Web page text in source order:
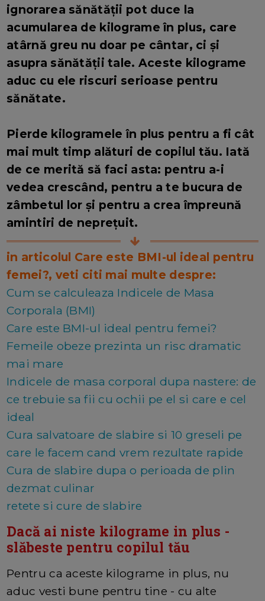
ignorarea sănătății pot duce la
acumularea de kilograme în plus, care
atârnă greu nu doar pe cântar, ci și
asupra sănătății tale. Aceste kilograme
aduc cu ele riscuri serioase pentru
sănătate.
Pierde kilogramele în plus pentru a fi cât
mai mult timp alături de copilul tău. Iată
de ce merită să faci asta: pentru a-i
vedea crescând, pentru a te bucura de
zâmbetul lor și pentru a crea împreună
amintiri de neprețuit.
in articolul Care este BMI-ul ideal pentru
femei?, veti citi mai multe despre:
Cum se calculeaza Indicele de Masa
Corporala (BMI)
Care este BMI-ul ideal pentru femei?
Femeile obeze prezinta un risc dramatic
mai mare
Indicele de masa corporal dupa nastere: de
ce trebuie sa fii cu ochii pe el si care e cel
ideal
Cura salvatoare de slabire si 10 greseli pe
care le facem cand vrem rezultate rapide
Cura de slabire dupa o perioada de plin
dezmat culinar
retete si cure de slabire
Dacă ai niste kilograme in plus -
slăbeste pentru copilul tău
Pentru ca aceste kilograme in plus, nu
aduc vesti bune pentru tine - cu alte